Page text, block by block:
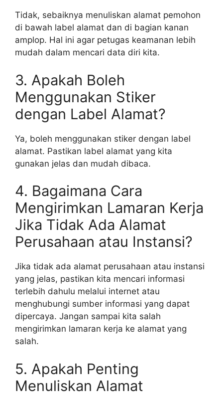
Tidak, sebaiknya menuliskan alamat pemohon
di bawah label alamat dan di bagian kanan
amplop. Hal ini agar petugas keamanan lebih
mudah dalam mencari data diri kita.
3. Apakah Boleh
Menggunakan Stiker
dengan Label Alamat?
Ya, boleh menggunakan stiker dengan label
alamat. Pastikan label alamat yang kita
gunakan jelas dan mudah dibaca.
4. Bagaimana Cara
Mengirimkan Lamaran Kerja
Jika Tidak Ada Alamat
Perusahaan atau Instansi?
Jika tidak ada alamat perusahaan atau instansi
yang jelas, pastikan kita mencari informasi
terlebih dahulu melalui internet atau
menghubungi sumber informasi yang dapat
dipercaya. Jangan sampai kita salah
mengirimkan lamaran kerja ke alamat yang
salah.
5. Apakah Penting
Menuliskan Alamat